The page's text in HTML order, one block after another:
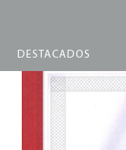
DESTACADOS